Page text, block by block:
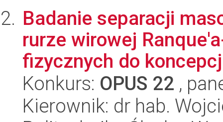
Badanie separacji
rurze wirowej
fizycznych do
Konkurs: OPUS 22 ,
Kierownik: dr hab.